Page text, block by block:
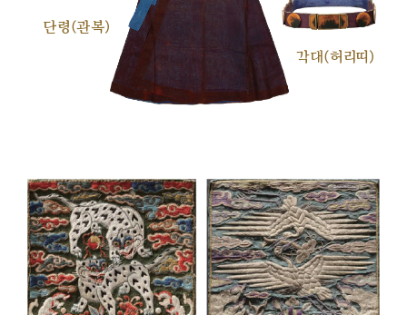
단령(관복)
각대(허리띠)